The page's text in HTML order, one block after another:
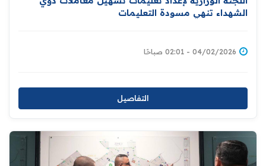
الشهداء تنهي مسودة التعليمات
04/02/2026 - 02:01 صباحًا
التفاصيل